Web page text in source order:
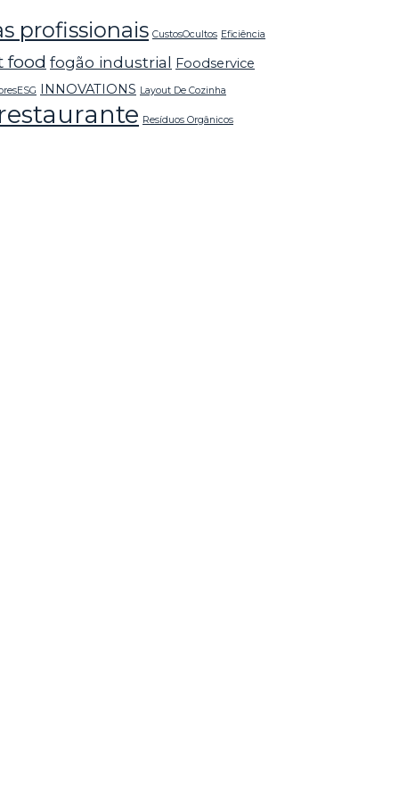
profissionais CustosOcultos Eficiência
food fogão industrial Foodservice
INNOVATIONS Layout De Cozinha
restaurante Resíduos Orgânicos